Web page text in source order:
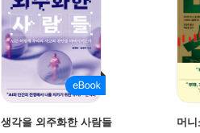
생각을 외주화한 사람들 머